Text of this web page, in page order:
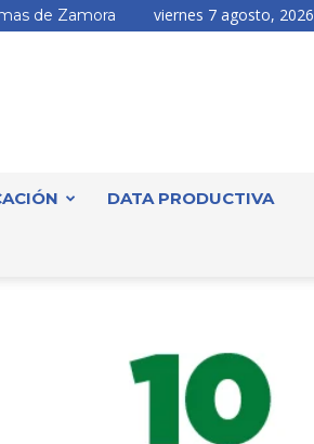
de Zamora viernes 7 agosto, 2026
DATA PRODUCTIVA